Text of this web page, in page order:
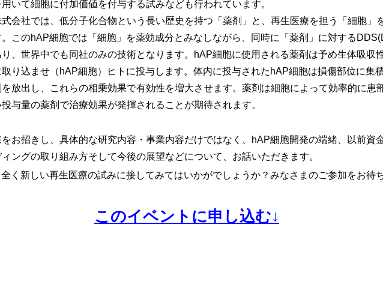
いて細胞に付加価値を付与する試みなども行われています。
会社では、低分子化合物という長い歴史を持つ「薬剤」と、再生医療を担う「細胞」
このhAP細胞では「細胞」を薬効成分とみなしながら、同時に「薬剤」に対する
、世界中でも同社のみの技術となります。hAP細胞に使用される薬剤は予め生体吸収
り込ませ（hAP細胞）ヒトに投与します。体内に投与されたhAP細胞は損傷部位に集
放出し、これらの相乗効果で有効性を増大させます。薬剤は細胞によって効率的に患
与量の薬剤で治療効果が発揮されることが期待されます。
お招きし、具体的な研究内容・事業内容だけではなく、hAP細胞開発の端緒、以前資
ングの取り組み方そして今後の展望などについて、お話いただきます。
く新しい再生医療の試みに接してみてはいかがでしょうか？みなさまのご参加をお待
このイベントに申し込む↓